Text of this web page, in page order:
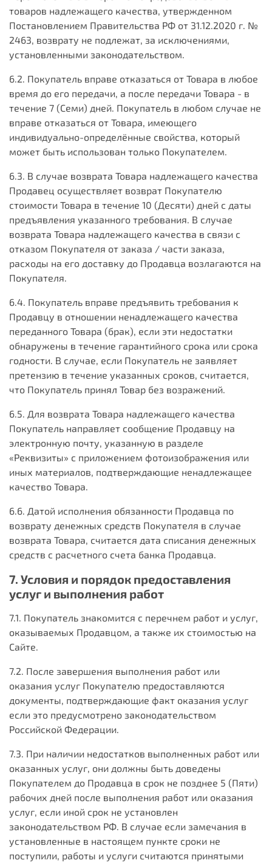
товаров надлежащего качества, утвержденном
Постановлением Правительства РФ от 31.12.2020 г. №
2463, возврату не подлежат, за исключениями,
установленными законодательством.
6.2. Покупатель вправе отказаться от Товара в любое
время до его передачи, а после передачи Товара - в
течение 7 (Семи) дней. Покупатель в любом случае не
вправе отказаться от Товара, имеющего
индивидуально-определённые свойства, который
может быть использован только Покупателем.
6.3. В случае возврата Товара надлежащего качества
Продавец осуществляет возврат Покупателю
стоимости Товара в течение 10 (Десяти) дней с даты
предъявления указанного требования. В случае
возврата Товара надлежащего качества в связи с
отказом Покупателя от заказа / части заказа,
расходы на его доставку до Продавца возлагаются на
Покупателя.
6.4. Покупатель вправе предъявить требования к
Продавцу в отношении ненадлежащего качества
переданного Товара (брак), если эти недостатки
обнаружены в течение гарантийного срока или срока
годности. В случае, если Покупатель не заявляет
претензию в течение указанных сроков, считается,
что Покупатель принял Товар без возражений.
6.5. Для возврата Товара надлежащего качества
Покупатель направляет сообщение Продавцу на
электронную почту, указанную в разделе
«Реквизиты» с приложением фотоизображения или
иных материалов, подтверждающие ненадлежащее
качество Товара.
6.6. Датой исполнения обязанности Продавца по
возврату денежных средств Покупателя в случае
возврата Товара, считается дата списания денежных
средств с расчетного счета банка Продавца.
7. Условия и порядок предоставления
услуг и выполнения работ
7.1. Покупатель знакомится с перечнем работ и услуг,
оказываемых Продавцом, а также их стоимостью на
Сайте.
7.2. После завершения выполнения работ или
оказания услуг Покупателю предоставляются
документы, подтверждающие факт оказания услуг
если это предусмотрено законодательством
Российской Федерации.
7.3. При наличии недостатков выполненных работ или
оказанных услуг, они должны быть доведены
Покупателем до Продавца в срок не позднее 5 (Пяти)
рабочих дней после выполнения работ или оказания
услуг, если иной срок не установлен
законодательством РФ. В случае если замечания в
установленные в настоящем пункте сроки не
поступили, работы и услуги считаются принятыми